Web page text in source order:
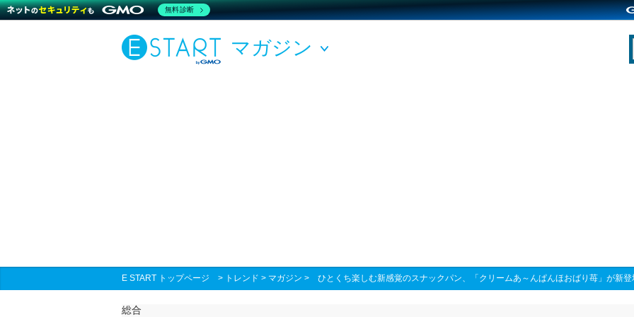
マガジン
E START トップページ > トレンド > マガジン > ひとくち楽しむ新感覚のスナックパン、「クリームあ～んぱんほおばり苺」が新登
総合
無料診断